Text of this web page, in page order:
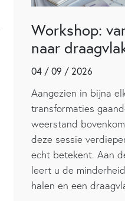
Workshop:
naar
04 / 09 / 2026
Aangezien in bijna
transformaties
weerstand
deze sessie
echt betekent. Aan
leert u de
halen en een